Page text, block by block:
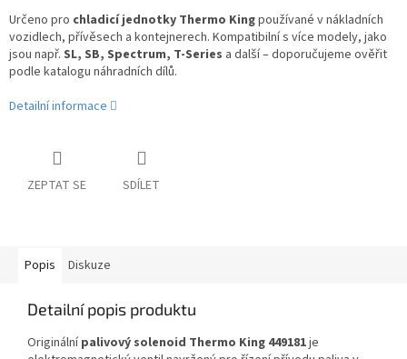
Určeno pro chladicí jednotky Thermo Kingpoužívané v nákladních
vozidlech, přívěsech a kontejnerech. Kompatibilní s více modely, jako
jsou např. SL, SB, Spectrum, T-Series a další – doporučujeme ověřit
podle katalogu náhradních dílů.
Detailní informace
ZEPTAT SE SDÍLET
Popis Diskuze
Detailní popis produktu
Originálnípalivový solenoid Thermo King 449181je